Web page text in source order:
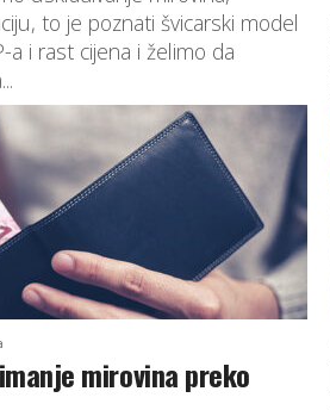
to je poznati švicarski model
a i rast cijena i želimo da
mirovina preko